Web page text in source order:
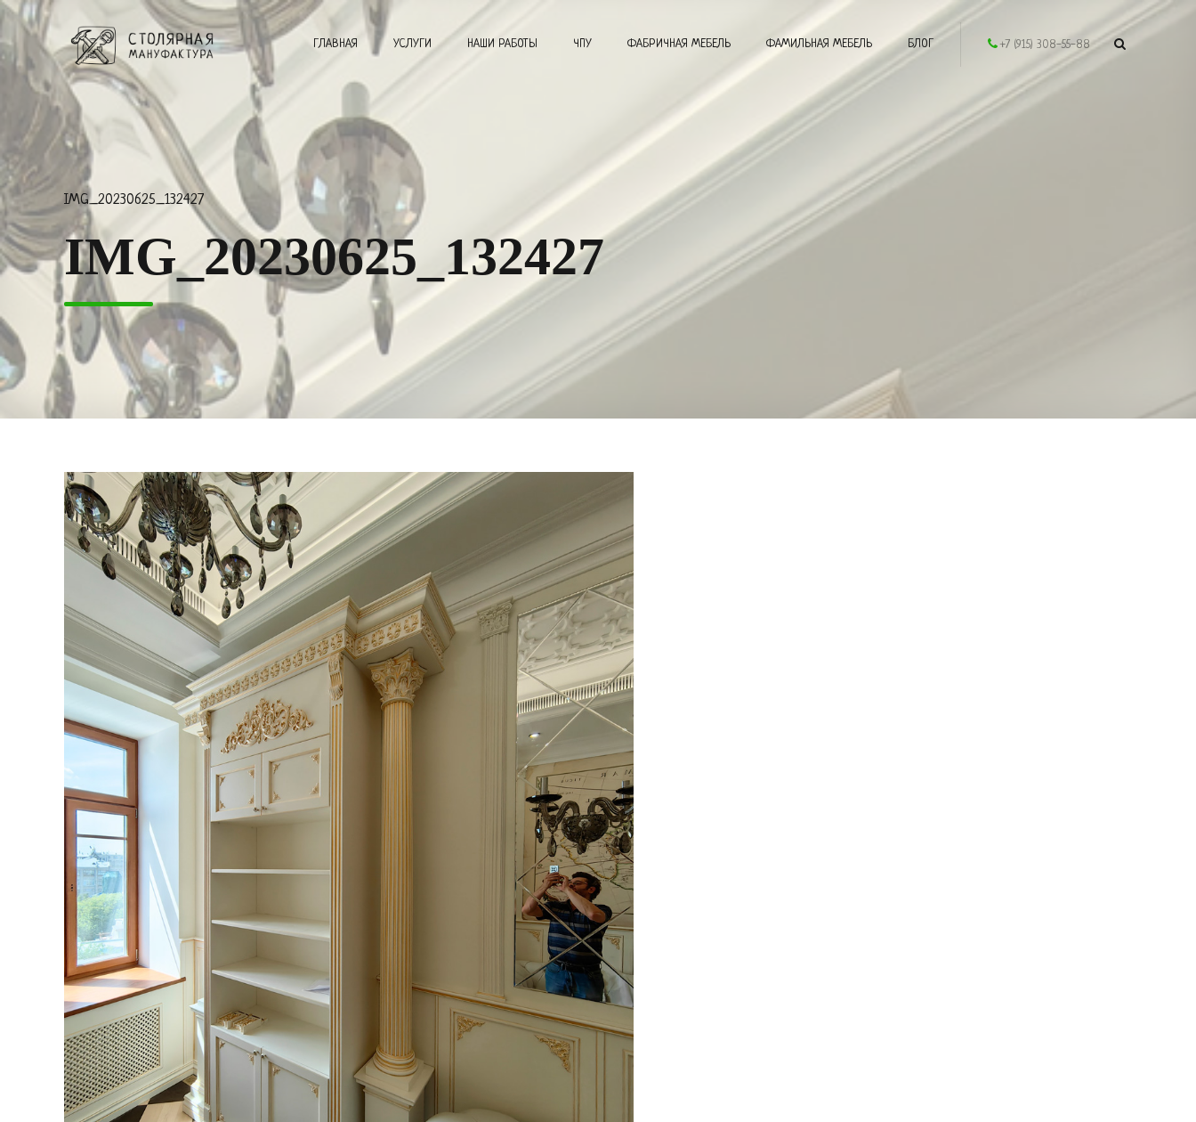
+7 (915) 308-55-88
ГЛАВНАЯ УСЛУГИ НАШИ РАБОТЫ ЧПУ ФАБРИЧНАЯ МЕБЕЛЬ ФАМИЛЬНАЯ МЕБЕЛЬ БЛОГ
IMG_20230625_132427
IMG_20230625_132427